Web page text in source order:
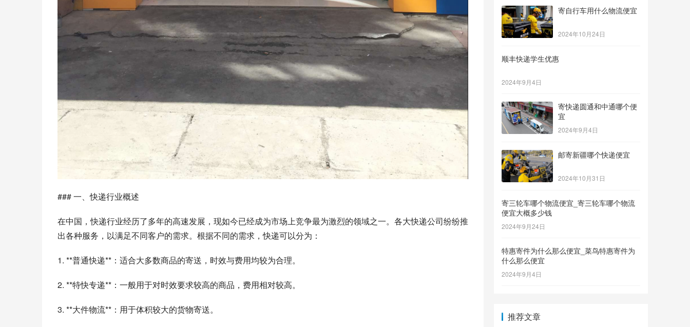
### 一、快递行业概述
在中国，快递行业经历了多年的高速发展，现如今已经成为市场上竞争最为激烈的领域之一。各大快递公司纷纷推
出各种服务，以满足不同客户的需求。根据不同的需求，快递可以分为：
1. **普通快递**：适合大多数商品的寄送，时效与费用均较为合理。
2. **特快专递**：一般用于对时效要求较高的商品，费用相对较高。
3. **大件物流**：用于体积较大的货物寄送。
寄自行车用什么物流便宜
2024年10月24日
顺丰快递学生优惠
2024年9月4日
寄快递圆通和中通哪个便
宜
2024年9月4日
邮寄新疆哪个快递便宜
2024年10月31日
寄三轮车哪个物流便宜_寄三轮车哪个物流
便宜大概多少钱
2024年9月24日
特惠寄件为什么那么便宜_菜鸟特惠寄件为
什么那么便宜
2024年9月4日
推荐文章